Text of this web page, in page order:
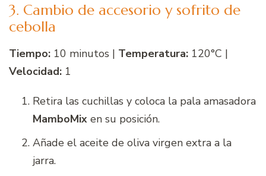
3. Cambio de accesorio y sofrito de
cebolla
Tiempo: 10 minutos | Temperatura: 120°C |
Velocidad: 1
Retira las cuchillas y coloca la pala amasadora
MamboMix en su posición.
Añade el aceite de oliva virgen extra a la
jarra.